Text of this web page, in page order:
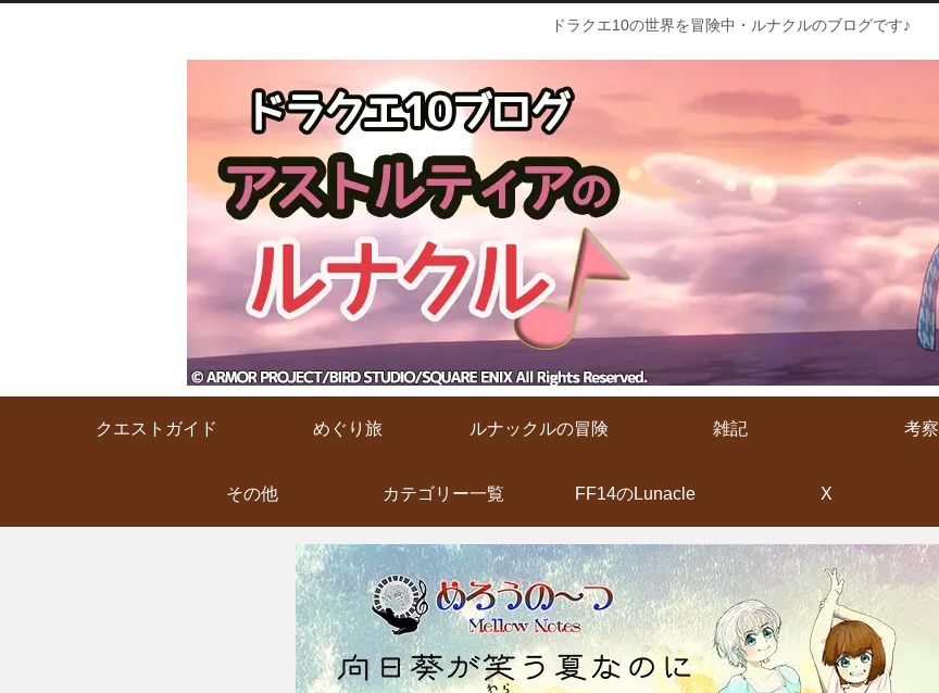
ドラクエ10の世界を冒険中・ルナクルのブログです♪
クエストガイド めぐり旅 ルナックルの冒険 雑記 考察
その他 カテゴリー一覧 FF14のLunacle X